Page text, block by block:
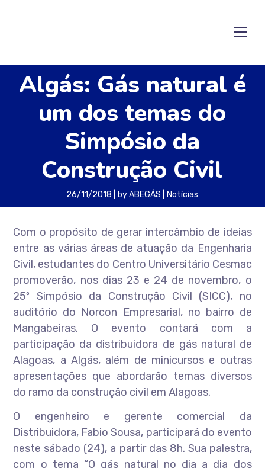
Algás: Gás natural é
um dos temas do
Simpósio da
Construção Civil
26/11/2018 byABEGÁS Notícias
Com o propósito de gerar intercâmbio de ideias
entre as várias áreas de atuação da Engenharia
Civil, estudantes do Centro Universitário Cesmac
promoverão, nos dias 23 e 24 de novembro, o
25º Simpósio da Construção Civil (SICC), no
auditório do Norcon Empresarial, no bairro de
Mangabeiras. O evento contará com a
participação da distribuidora de gás natural de
Alagoas, a Algás, além de minicursos e outras
apresentações que abordarão temas diversos
do ramo da construção civil em Alagoas.
O engenheiro e gerente comercial da
Distribuidora, Fabio Sousa, participará do evento
neste sábado (24), a partir das 8h. Sua palestra,
com o tema “O gás natural no dia a dia dos